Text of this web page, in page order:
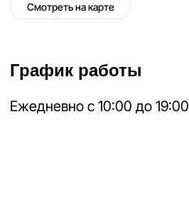
График работы
Ежедневно с 10:00 до 19:00
Смотреть на карте